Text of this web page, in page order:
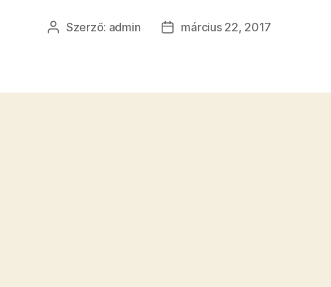
Bejegyzés
Szerző: admin
Bejegyzés
március 22, 2017